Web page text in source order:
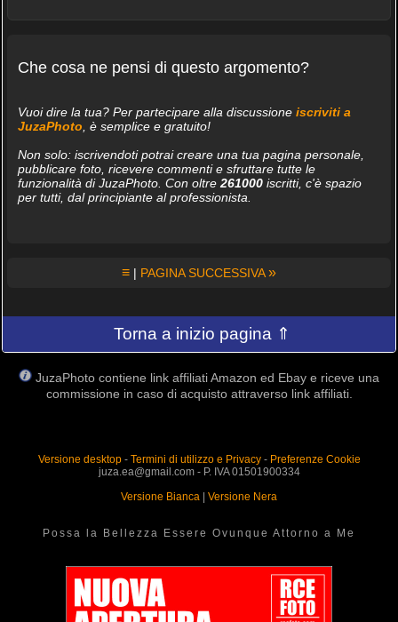
Che cosa ne pensi di questo argomento?
Vuoi dire la tua? Per partecipare alla discussione iscriviti a
JuzaPhoto , è semplice e gratuito!
Non solo: iscrivendoti potrai creare una tua pagina personale,
pubblicare foto, ricevere commenti e sfruttare tutte le
funzionalità di JuzaPhoto. Con oltre 261000iscritti, c'è spazio
per tutti, dal principiante al professionista.
≡ | PAGINA SUCCESSIVA»
Torna a inizio pagina ⇑
JuzaPhoto contiene link affiliati Amazon ed Ebay e riceve una
commissione in caso di acquisto attraverso link affiliati.
Versione desktop- Termini di utilizzo e Privacy- Preferenze Cookie
juza.ea@gmail.com - P. IVA 01501900334
Versione Bianca | Versione Nera
Possa la Bellezza Essere Ovunque Attorno a Me